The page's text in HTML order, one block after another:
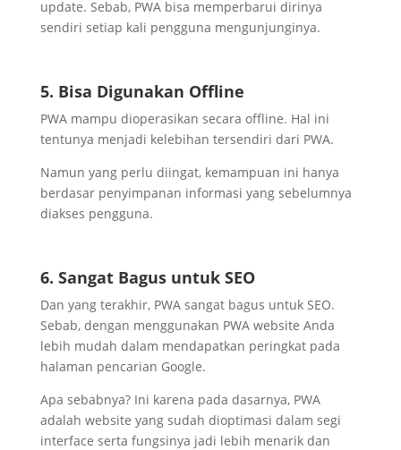
update. Sebab, PWA bisa memperbarui dirinya
sendiri setiap kali pengguna mengunjunginya.
5. Bisa Digunakan Offline
PWA mampu dioperasikan secara offline. Hal ini
tentunya menjadi kelebihan tersendiri dari PWA.
Namun yang perlu diingat, kemampuan ini hanya
berdasar penyimpanan informasi yang sebelumnya
diakses pengguna.
6. Sangat Bagus untuk SEO
Dan yang terakhir, PWA sangat bagus untuk SEO.
Sebab, dengan menggunakan PWA website Anda
lebih mudah dalam mendapatkan peringkat pada
halaman pencarian Google.
Apa sebabnya? Ini karena pada dasarnya, PWA
adalah website yang sudah dioptimasi dalam segi
interface serta fungsinya jadi lebih menarik dan